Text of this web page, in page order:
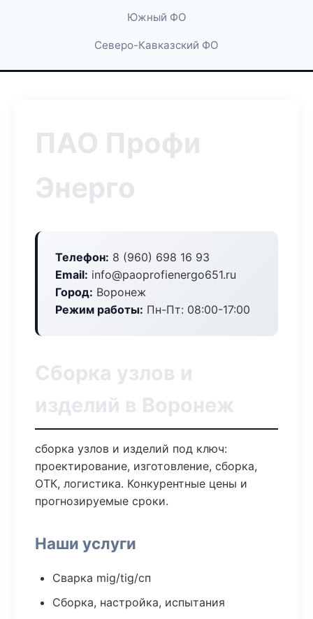
Южный ФО
Северо-Кавказский ФО
ПАО Профи
Энерго
Телефон: 8 (960) 698 16 93
Email: info@paoprofienergo651.ru
Город: Воронеж
Режим работы: Пн-Пт: 08:00-17:00
Сборка узлов и
изделий в Воронеж
сборка узлов и изделий под ключ:
проектирование, изготовление, сборка,
ОТК, логистика. Конкурентные цены и
прогнозируемые сроки.
Наши услуги
Сварка mig/tig/сп
Сборка, настройка, испытания